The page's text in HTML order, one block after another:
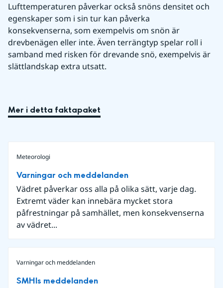
Lufttemperaturen påverkar också snöns densitet och
egenskaper som i sin tur kan påverka
konsekvenserna, som exempelvis om snön är
drevbenägen eller inte. Även terrängtyp spelar roll i
samband med risken för drevande snö, exempelvis är
slättlandskap extra utsatt.
Mer i detta faktapaket
Meteorologi
Varningar och meddelanden
Vädret påverkar oss alla på olika sätt, varje dag.
Extremt väder kan innebära mycket stora
påfrestningar på samhället, men konsekvenserna
av vädret...
Varningar och meddelanden
SMHIs meddelanden